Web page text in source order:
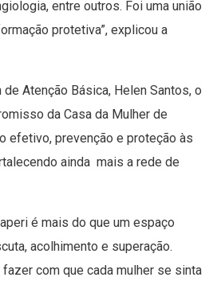
entre outros. Foi uma união
protetiva”, explicou a
Atenção Básica, Helen Santos, o
da Casa da Mulher de
efetivo, prevenção e proteção às
ainda mais a rede de
é mais do que um espaço
acolhimento e superação.
com que cada mulher se sinta